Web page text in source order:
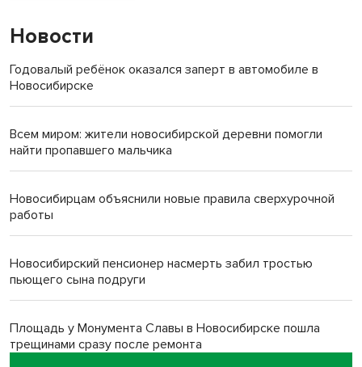
Новости
Годовалый ребёнок оказался заперт в автомобиле в
Новосибирске
Всем миром: жители новосибирской деревни помогли
найти пропавшего мальчика
Новосибирцам объяснили новые правила сверхурочной
работы
Новосибирский пенсионер насмерть забил тростью
пьющего сына подруги
Площадь у Монумента Славы в Новосибирске пошла
трещинами сразу после ремонта